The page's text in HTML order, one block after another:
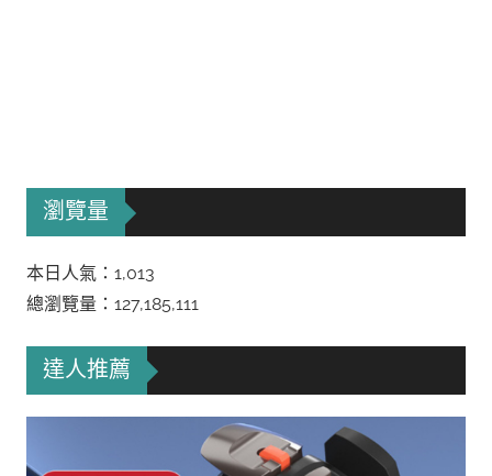
瀏覽量
本日人氣：1,013
總瀏覽量：127,185,111
達人推薦